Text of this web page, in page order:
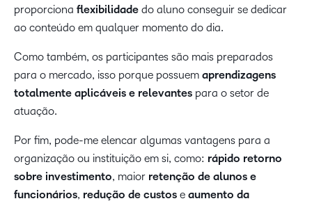
proporciona flexibilidade do aluno conseguir se dedicar
ao conteúdo em qualquer momento do dia.
Como também, os participantes são mais preparados
para o mercado, isso porque possuem aprendizagens
totalmente aplicáveis e relevantes para o setor de
atuação.
Por fim, pode-me elencar algumas vantagens para a
organização ou instituição em si, como: rápido retorno
sobre investimento, maior retenção de alunos e
funcionários, redução de custos e aumento da